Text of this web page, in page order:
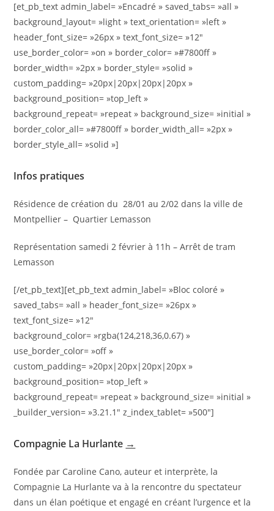
[et_pb_text admin_label= »Encadré » saved_tabs= »all »
background_layout= »light » text_orientation= »left »
header_font_size= »26px » text_font_size= »12″
use_border_color= »on » border_color= »#7800ff »
border_width= »2px » border_style= »solid »
custom_padding= »20px|20px|20px|20px »
background_position= »top_left »
background_repeat= »repeat » background_size= »initial »
border_color_all= »#7800ff » border_width_all= »2px »
border_style_all= »solid »]
Infos pratiques
Résidence de création du 28/01 au 2/02 dans la ville de
Montpellier – Quartier Lemasson
Représentation samedi 2 février à 11h – Arrêt de tram
Lemasson
[/et_pb_text][et_pb_text admin_label= »Bloc coloré »
saved_tabs= »all » header_font_size= »26px »
text_font_size= »12″
background_color= »rgba(124,218,36,0.67) »
use_border_color= »off »
custom_padding= »20px|20px|20px|20px »
background_position= »top_left »
background_repeat= »repeat » background_size= »initial »
_builder_version= »3.21.1″ z_index_tablet= »500″]
Compagnie La Hurlante →
Fondée par Caroline Cano, auteur et interprète, la
Compagnie La Hurlante va à la rencontre du spectateur
dans un élan poétique et engagé en créant l’urgence et la